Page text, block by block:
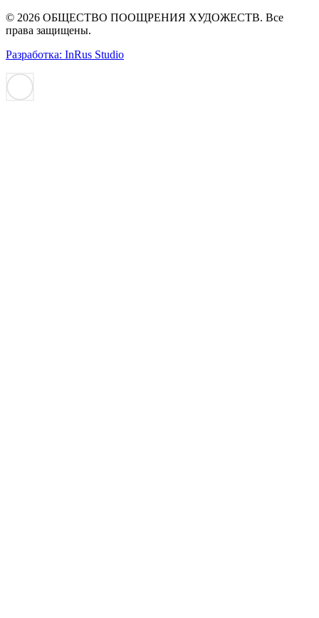
© 2026 ОБЩЕСТВО ПООЩРЕНИЯ ХУДОЖЕСТВ. Все
права защищены.
Разработка: InRus Studio